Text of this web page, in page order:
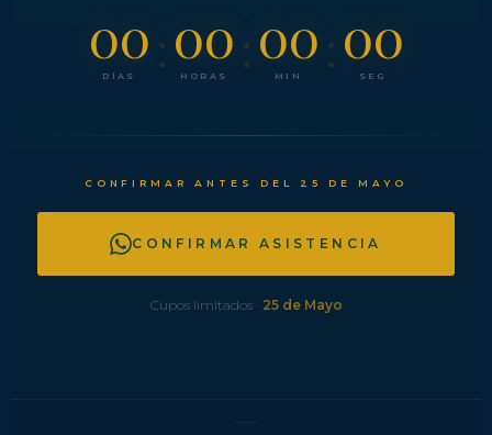
00
DÍAS :00
HORAS :00
MIN :00
SEG
CONFIRMAR ANTES DEL 25 DE MAYO
CONFIRMAR ASISTENCIA
Cupos limitados · 25 de Mayo